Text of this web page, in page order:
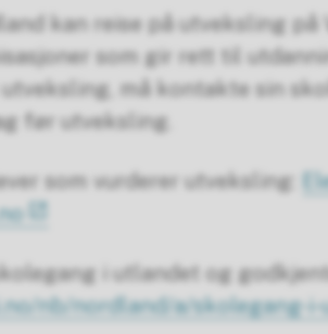
kan reise på utveksling
som gir rett til
må kontakte sin
før utveksling.
som vurderer utveksling:
i utlandet og
nb/nordland/a/skolegang-